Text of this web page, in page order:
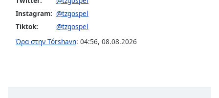
subtitles
off,
selected
Audio
Instagram: @tzgospel
Tiktok:
@tzgospel
Ώρα στην Tórshavn: 04:56, 08.08.2026